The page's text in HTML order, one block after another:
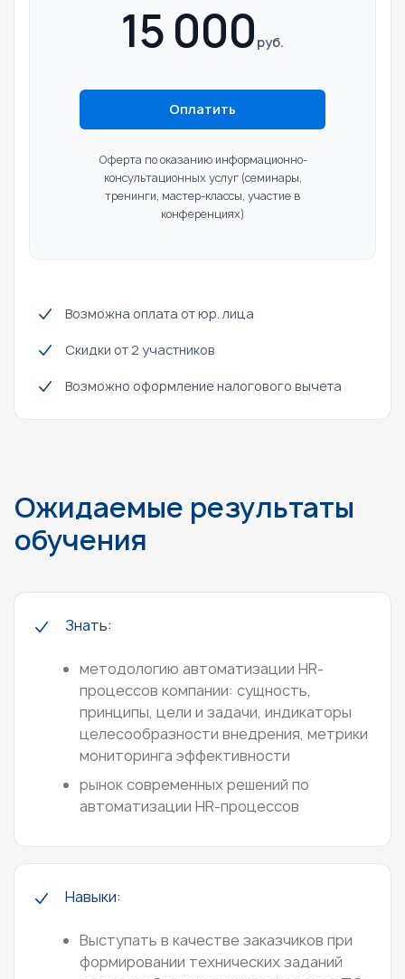
15 000 руб.
Оплатить
Оферта по оказанию информационно-
консультационных услуг(семинары,
тренинги, мастер-классы, участие в
конференциях)
Возможна оплата от юр. лица
Скидки от 2 участников
Возможно оформление налогового вычета
Ожидаемые результаты
обучения
Знать:
методологию автоматизации HR-
процессов компании: сущность,
принципы, цели и задачи, индикаторы
целесообразности внедрения, метрики
мониторинга эффективности
рынок современных решений по
автоматизации HR-процессов
Навыки:
Выступать в качестве заказчиков при
формировании технических заданий